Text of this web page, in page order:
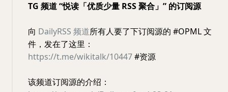
TG 频道 “悦读「优质少量 RSS 聚合」” 的订阅源
向 DailyRSS 频道所有人要了下订阅源的 #OPML 文
件，发在了这里：
https://t.me/wikitalk/10447#资源
该频道订阅源的介绍：